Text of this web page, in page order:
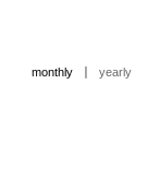
monthly | yearly